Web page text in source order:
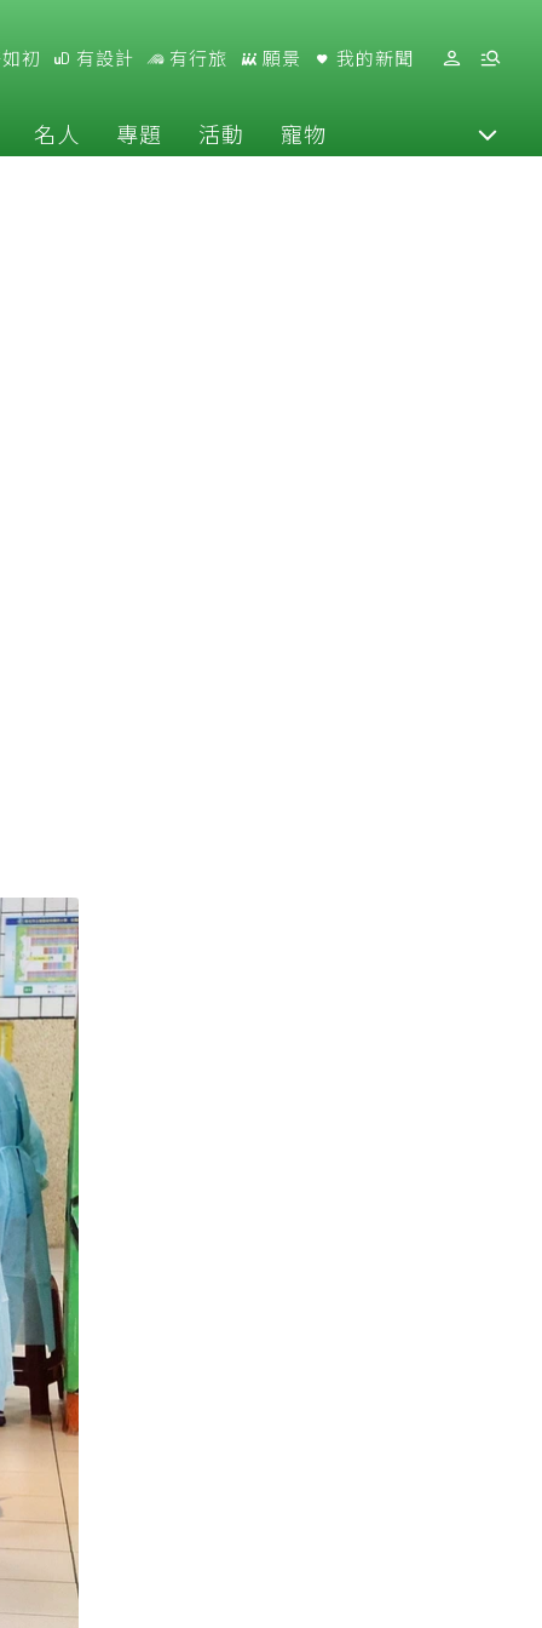
初 有設計 有行旅 願景 我的新聞
名人 專題 活動 寵物